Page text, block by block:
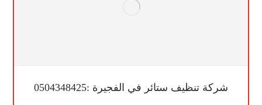
شركة تنظيف ستائر في الفجيرة :0504348425